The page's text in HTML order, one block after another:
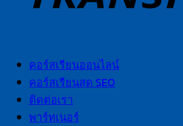
คอร์สเรียนออนไลน์
คอร์สเรียนสด SEO
ติดต่อเรา
พาร์ทเนอร์